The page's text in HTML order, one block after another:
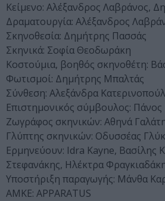
Κείμενο: Αλέξανδρος Λαβράνος,
Δραματουργία: Αλέξανδρος
Σκηνοθεσία: Δημήτρης Πασσάς
Σκηνικά: Σοφία Θεοδωράκη
Κοστούμια, βοηθός σκηνοθέτη:
Φωτισμοί: Δημήτρης Μπαλτάς
Σύνθεση: Αλεξάνδρα
Επιστημονικός σύμβουλος:
Ζωγράφος σκηνικών: Αθηνά
Γλύπτης σκηνικών: Οδυσσέας
Ερμηνεύουν: Idra Kayne, Βασίλης
Στεφανάκης, Ηλέκτρα
Υποστήριξη παραγωγής: Μάνθα
ΑΜΚΕ: APPARATUS